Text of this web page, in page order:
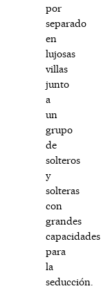
por
separado
en
lujosas
villas
junto
a
un
grupo
de
solteros
y
solteras
con
grandes
capacidades
para
la
seducción.